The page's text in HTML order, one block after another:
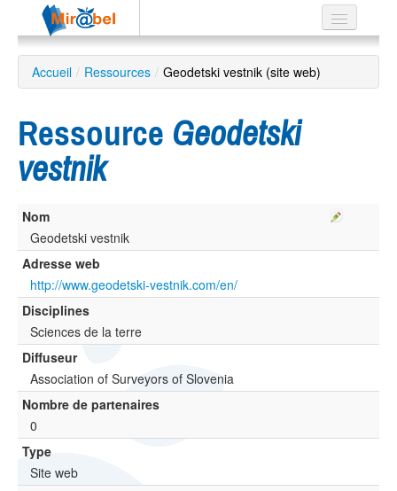
Le réseau
Soutien
Recherche
avancée
EN
ES
?
Accueil / Ressources / Geodetski vestnik (site web)
Ressource Geodetski
vestnik
Nom
Geodetski vestnik
Adresse web
http://www.geodetski-vestnik.com/en/
Disciplines
Sciences de la terre
Diffuseur
Association of Surveyors of Slovenia
Nombre de partenaires
0
Type
Site web